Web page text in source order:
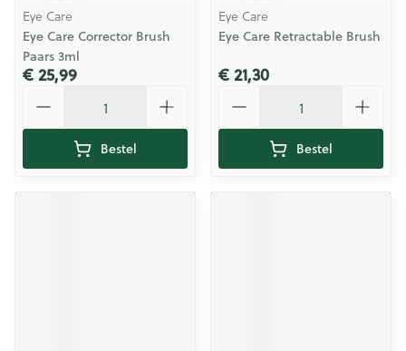
Eye Care
Eye Care Corrector Brush
Paars 3ml
€ 25,99
Bestel
Eye Care
Eye Care Retractable Brush
€ 21,30
Bestel